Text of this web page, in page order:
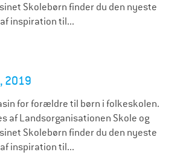
Skolebørn finder du den nyeste
inspiration til...
2019
for forældre til børn i folkeskolen.
af Landsorganisationen Skole og
Skolebørn finder du den nyeste
inspiration til...